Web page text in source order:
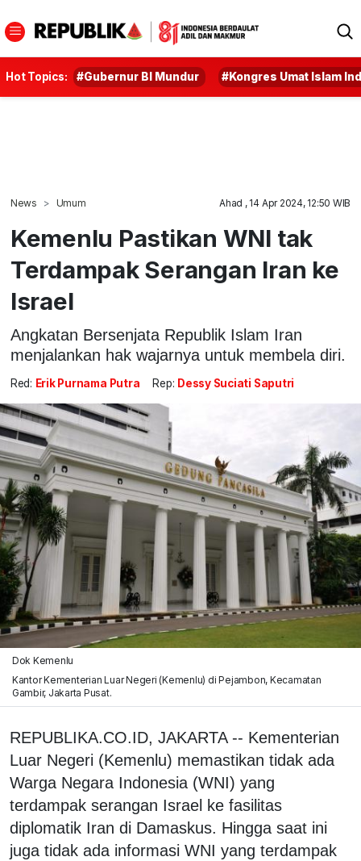
Hot Topics: #Gubernur BI Mundur #Kongres Umat Islam
News Umum Ahad , 14 Apr 2024, 12:50 WIB
Kemenlu Pastikan WNI tak
Terdampak Serangan Iran ke
Israel
Angkatan Bersenjata Republik Islam Iran
menjalankan hak wajarnya untuk membela diri.
Red: Erik Purnama Putra Rep: Dessy Suciati Saputri
Dok Kemenlu
Kantor Kementerian Luar Negeri (Kemenlu) di Pejambon, Kecamatan
Gambir, Jakarta Pusat.
REPUBLIKA.CO.ID, JAKARTA -- Kementerian
Luar Negeri (Kemenlu) memastikan tidak ada
Warga Negara Indonesia (WNI) yang
terdampak serangan Israel ke fasilitas
diplomatik Iran di Damaskus. Hingga saat ini
juga tidak ada informasi WNI yang terdampak